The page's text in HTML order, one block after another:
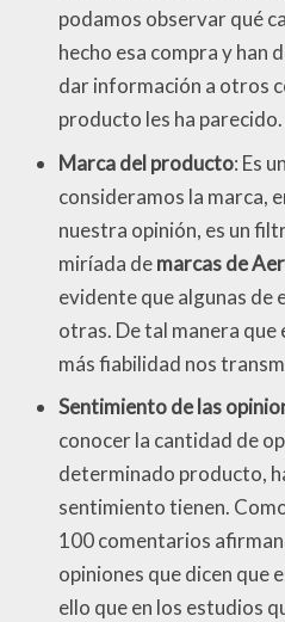
podamos observar qué
hecho esa compra y han
dar información a otros
producto les ha parecido.
Marca del producto: Es
consideramos la marca,
nuestra opinión, es un
miríada demarcas de
evidente que algunas de
otras. De tal manera que
más fiabilidad nos
Sentimiento de las
conocer la cantidad de
determinado producto,
sentimiento tienen.
100 comentarios
opiniones que dicen que
ello que en los estudios